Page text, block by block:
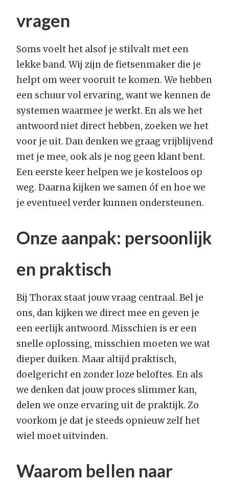
vragen
Soms voelt het alsof je stilvalt met een
lekke band. Wij zijn de fietsenmaker die je
helpt om weer vooruit te komen. We hebben
een schuur vol ervaring, want we kennen de
systemen waarmee je werkt. En als we het
antwoord niet direct hebben, zoeken we het
voor je uit. Dan denken we graag vrijblijvend
met je mee, ook als je nog geen klant bent.
Een eerste keer helpen we je kosteloos op
weg. Daarna kijken we samen óf en hoe we
je eventueel verder kunnen ondersteunen.
Onze aanpak: persoonlijk
en praktisch
Bij Thorax staat jouw vraag centraal. Bel je
ons, dan kijken we direct mee en geven je
een eerlijk antwoord. Misschien is er een
snelle oplossing, misschien moeten we wat
dieper duiken. Maar altijd praktisch,
doelgericht en zonder loze beloftes. En als
we denken dat jouw proces slimmer kan,
delen we onze ervaring uit de praktijk. Zo
voorkom je dat je steeds opnieuw zelf het
wiel moet uitvinden.
Waarom bellen naar